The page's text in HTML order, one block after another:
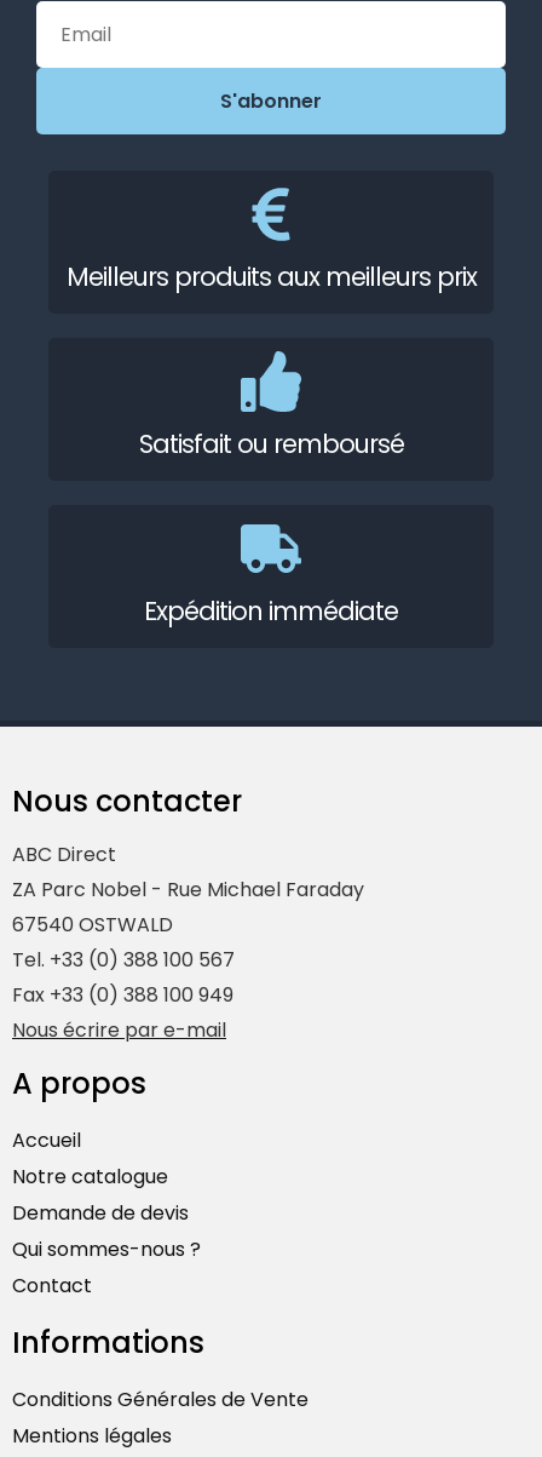
Meilleurs produits aux meilleurs prix
Satisfait ou remboursé
Expédition immédiate
Nous contacter
ABC Direct
ZA Parc Nobel - Rue Michael Faraday
67540 OSTWALD
Tel. +33 (0) 388 100 567
Fax +33 (0) 388 100 949
Nous écrire par e-mail
A propos
Accueil
Notre catalogue
Demande de devis
Qui sommes-nous ?
Contact
Informations
Conditions Générales de Vente
Mentions légales